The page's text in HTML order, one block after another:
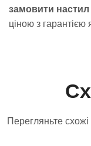
замовити настил
ціною з гарантією
Перегляньте